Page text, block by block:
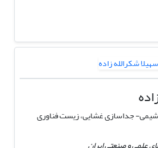
جداسازی غشایی، زیست فناوری